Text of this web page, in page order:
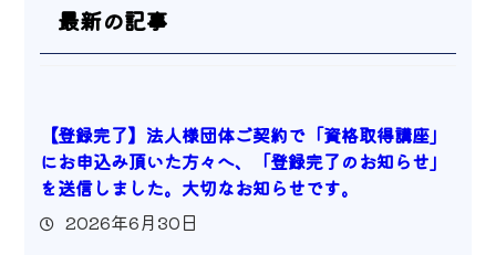
最新の記事
【登録完了】法人様団体ご契約で「資格取得講座」
にお申込み頂いた方々へ、「登録完了のお知らせ」
を送信しました。大切なお知らせです。
2026年6月30日